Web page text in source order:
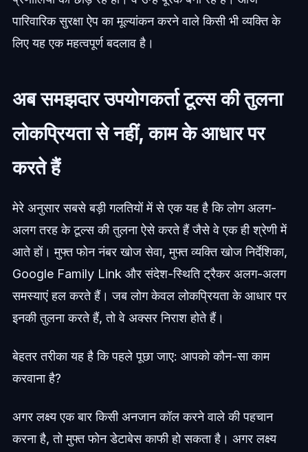
पारिवारिक सुरक्षा ऐप का मूल्यांकन करने वाले किसी भी व्यक्ति के
लिए यह एक महत्वपूर्ण बदलाव है।
अब समझदार उपयोगकर्ता टूल्स की तुलना
लोकप्रियता से नहीं, काम के आधार पर
करते हैं
मेरे अनुसार सबसे बड़ी गलतियों में से एक यह है कि लोग अलग-
अलग तरह के टूल्स की तुलना ऐसे करते हैं जैसे वे एक ही श्रेणी में
आते हों। मुफ्त फोन नंबर खोज सेवा, मुफ्त व्यक्ति खोज निर्देशिका,
Google Family Link और संदेश-स्थिति ट्रैकर अलग-अलग
समस्याएं हल करते हैं। जब लोग केवल लोकप्रियता के आधार पर
इनकी तुलना करते हैं, तो वे अक्सर निराश होते हैं।
बेहतर तरीका यह है कि पहले पूछा जाए: आपको कौन-सा काम
करवाना है?
अगर लक्ष्य एक बार किसी अनजान कॉल करने वाले की पहचान
करना है, तो मुफ्त फोन डेटाबेस काफी हो सकता है। अगर लक्ष्य